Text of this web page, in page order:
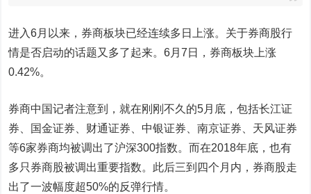
进入6月以来，券商板块已经连续多日上涨。关于券商股行
情是否启动的话题又多了起来。6月7日，券商板块上涨
0.42%。
券商中国记者注意到，就在刚刚不久的5月底，包括长江证
券
国金证券 财通证券 中银证券 、南京证券
天风证券
等6家券商均被调出了沪深300指数。而在2018年底，也有
多只券商股被调出重要指数。此后三到四个月内，券商股走
出了一波幅度超50%的反弹行情。